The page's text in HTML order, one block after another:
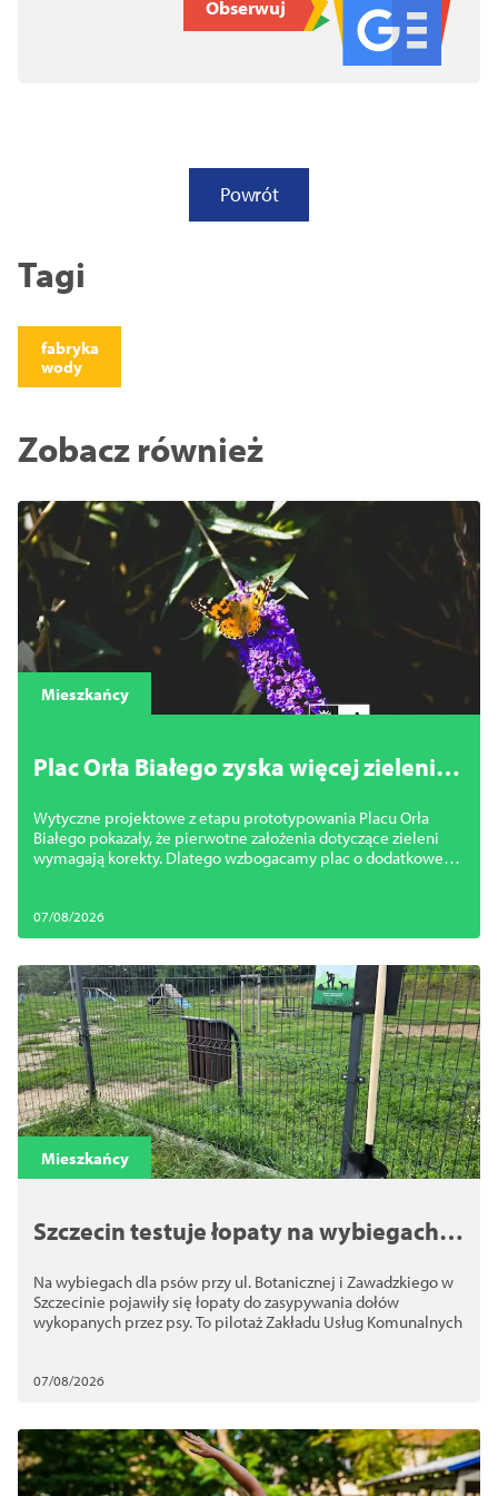
Obserwuj
Powrót
Tagi
fabryka
wody
Zobacz również
Mieszkańcy
Plac Orła Białego zyska więcej zieleni.
Wytyczne projektowe z etapu prototypowania Placu Orła
Białego pokazały, że pierwotne założenia dotyczące zieleni
wymagają korekty. Dlatego wzbogacamy plac o dodatkowe
07/08/2026
Mieszkańcy
Szczecin testuje łopaty na wybiegach
Na wybiegach dla psów przy ul. Botanicznej i Zawadzkiego w
Szczecinie pojawiły się łopaty do zasypywania dołów
wykopanych przez psy. To pilotaż Zakładu Usług Komunalnych
07/08/2026